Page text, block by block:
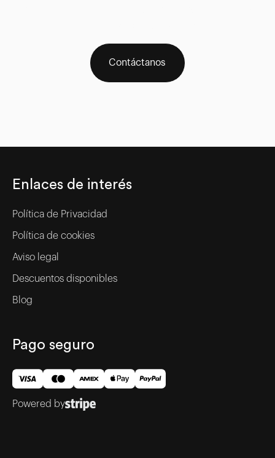
Contáctanos
Enlaces de interés
Política de Privacidad
Política de cookies
Aviso legal
Descuentos disponibles
Blog
Pago seguro
Powered by